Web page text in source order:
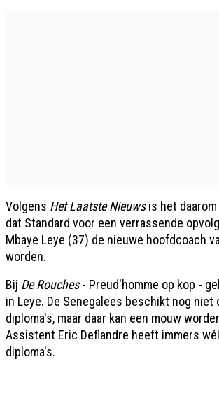
Volgens Het Laatste Nieuwsis het
dat Standard voor een verrassende
Mbaye Leye (37) de nieuwe hoofdcoach
worden.
Bij De Rouches- Preud'homme op kop -
in Leye. De Senegalees beschikt nog niet
diploma's, maar daar kan een mouw
Assistent Eric Deflandre heeft immers
diploma's.